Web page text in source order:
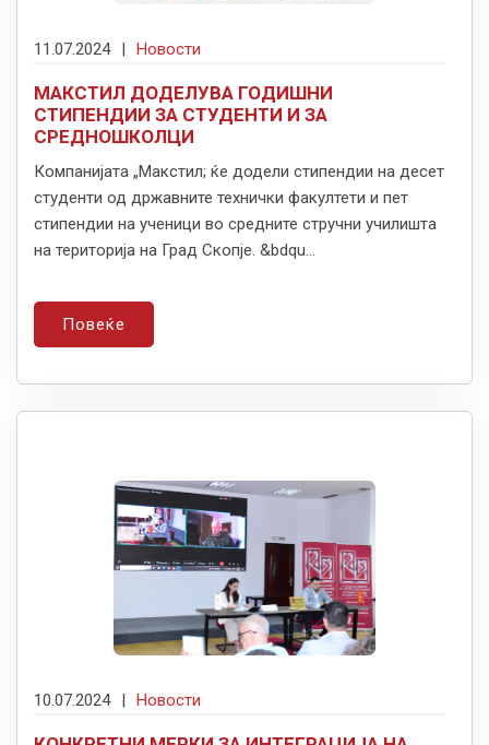
11.07.2024 | Новости
МАКСТИЛ ДОДЕЛУВА ГОДИШНИ
СТИПЕНДИИ ЗА СТУДЕНТИ И ЗА
СРЕДНОШКОЛЦИ
Компанијата „Макстил; ќе додели стипендии на десет
студенти од државните технички факултети и пет
стипендии на ученици во средните стручни училишта
на територија на Град Скопје. &bdqu...
Повеќе
10.07.2024 Новости